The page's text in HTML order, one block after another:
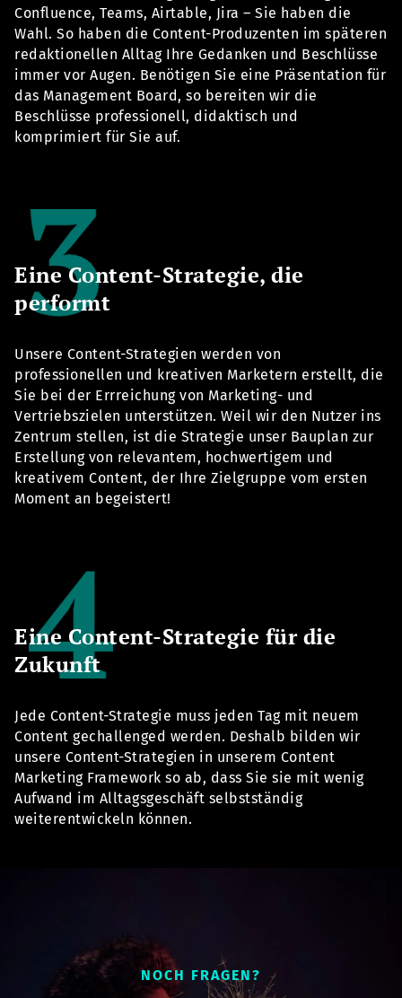
Confluence, Teams, Airtable, Jira – Sie haben die
Wahl. So haben die Content-Produzenten im späteren
redaktionellen Alltag Ihre Gedanken und Beschlüsse
immer vor Augen. Benötigen Sie eine Präsentation für
das Management Board, so bereiten wir die
Beschlüsse professionell, didaktisch und
komprimiert für Sie auf.
Eine Content-Strategie, die
performt
Unsere Content-Strategien werden von
professionellen und kreativen Marketern erstellt, die
Sie bei der Errreichung von Marketing- und
Vertriebszielen unterstützen. Weil wir den Nutzer ins
Zentrum stellen, ist die Strategie unser Bauplan zur
Erstellung von relevantem, hochwertigem und
kreativem Content, der Ihre Zielgruppe vom ersten
Moment an begeistert!
Eine Content-Strategie für die
Zukunft
Jede Content-Strategie muss jeden Tag mit neuem
Content gechallenged werden. Deshalb bilden wir
unsere Content-Strategien in unserem Content
Marketing Framework so ab, dass Sie sie mit wenig
Aufwand im Alltagsgeschäft selbstständig
weiterentwickeln können.
NOCH FRAGEN?